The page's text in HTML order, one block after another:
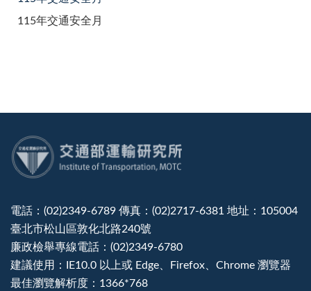
115年交通安全月
電話：(02)2349-6789 傳真：(02)2717-6381 地址：105004
臺北市松山區敦化北路240號
廉政檢舉專線電話：(02)2349-6780
建議使用：IE10.0 以上或 Edge、Firefox、Chrome 瀏覽器
最佳瀏覽解析度：1366*768